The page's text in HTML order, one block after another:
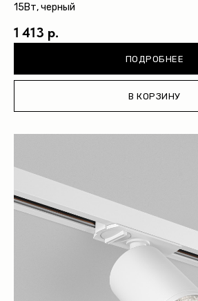
15Вт, черный
1 413 р.
ПОДРОБНЕЕ
В КОРЗИНУ